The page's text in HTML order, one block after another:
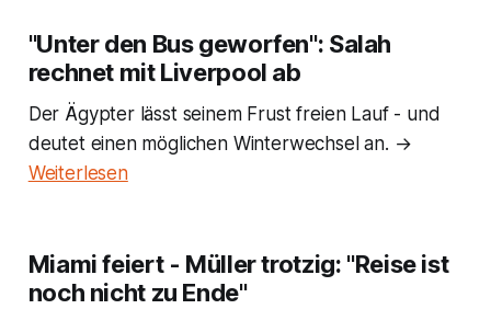
"Unter den Bus geworfen": Salah
rechnet mit Liverpool ab
Der Ägypter lässt seinem Frust freien Lauf - und
deutet einen möglichen Winterwechsel an. →
Weiterlesen
Miami feiert - Müller trotzig: "Reise ist
noch nicht zu Ende"